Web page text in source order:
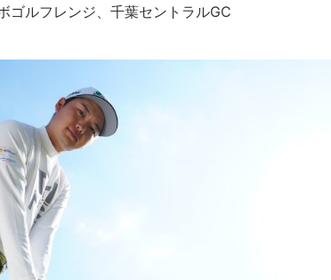
ルフレンジ、千葉セントラルGC